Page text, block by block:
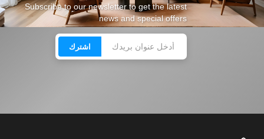
Subscribe to our newsletter to get the latest
news and special offers
اشترك